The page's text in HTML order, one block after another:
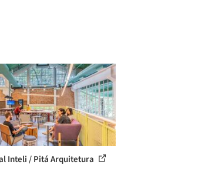
Inteli / Pitá Arquitetura